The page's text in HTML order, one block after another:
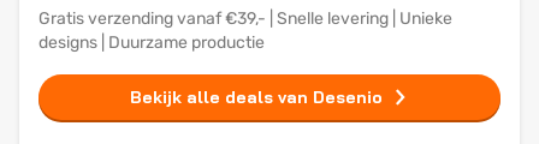
Gratis verzending vanaf €39,- | Snelle levering | Unieke
designs | Duurzame productie
Bekijk alle deals van Desenio